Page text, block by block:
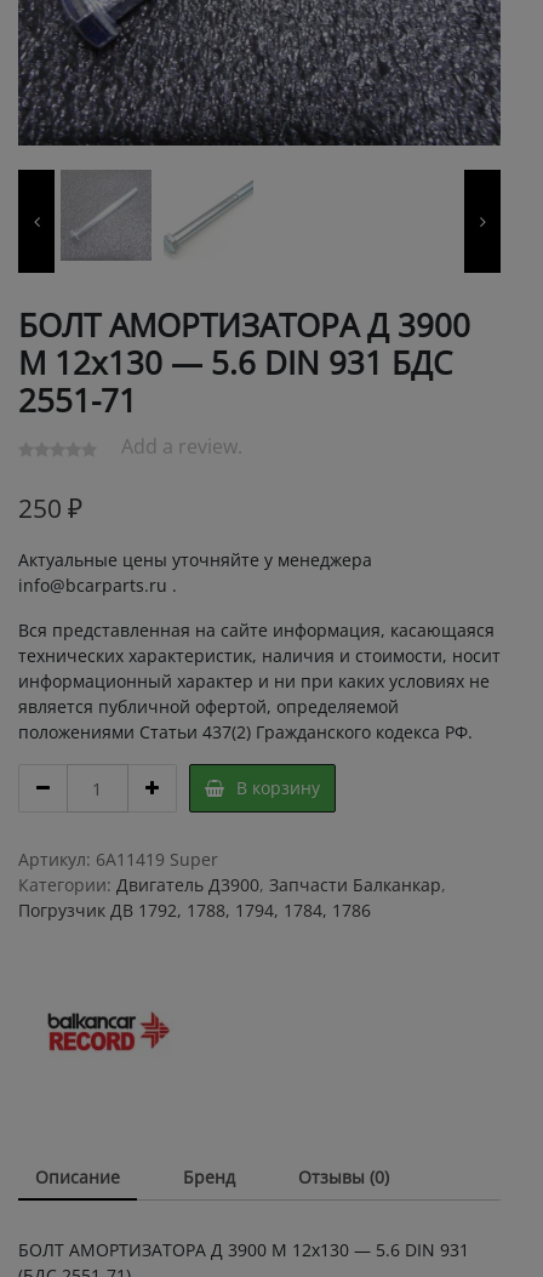
БОЛТ АМОРТИЗАТОРА Д 3900
М 12х130 — 5.6 DIN 931 БДС
2551-71
Add a review.
250 ₽
Актуальные цены уточняйте у менеджера
info@bcarparts.ru .
Вся представленная на сайте информация, касающаяся
технических характеристик, наличия и стоимости, носит
информационный характер и ни при каких условиях не
является публичной офертой, определяемой
положениями Статьи 437(2) Гражданского кодекса РФ.
АМОРТИЗАТОРА
3900
М
12х130
БДС
2551-
В корзину
Артикул: 6A11419 Super
Категории: Двигатель Д3900, Запчасти Балканкар,
Погрузчик ДВ 1792, 1788, 1794, 1784, 1786
Описание Бренд Отзывы (0)
БОЛТ АМОРТИЗАТОРА Д 3900 М 12х130 — 5.6 DIN 931